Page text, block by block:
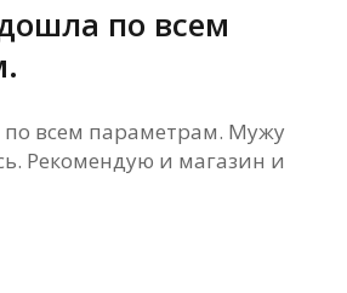
по всем
всем параметрам. Мужу
Рекомендую и магазин и